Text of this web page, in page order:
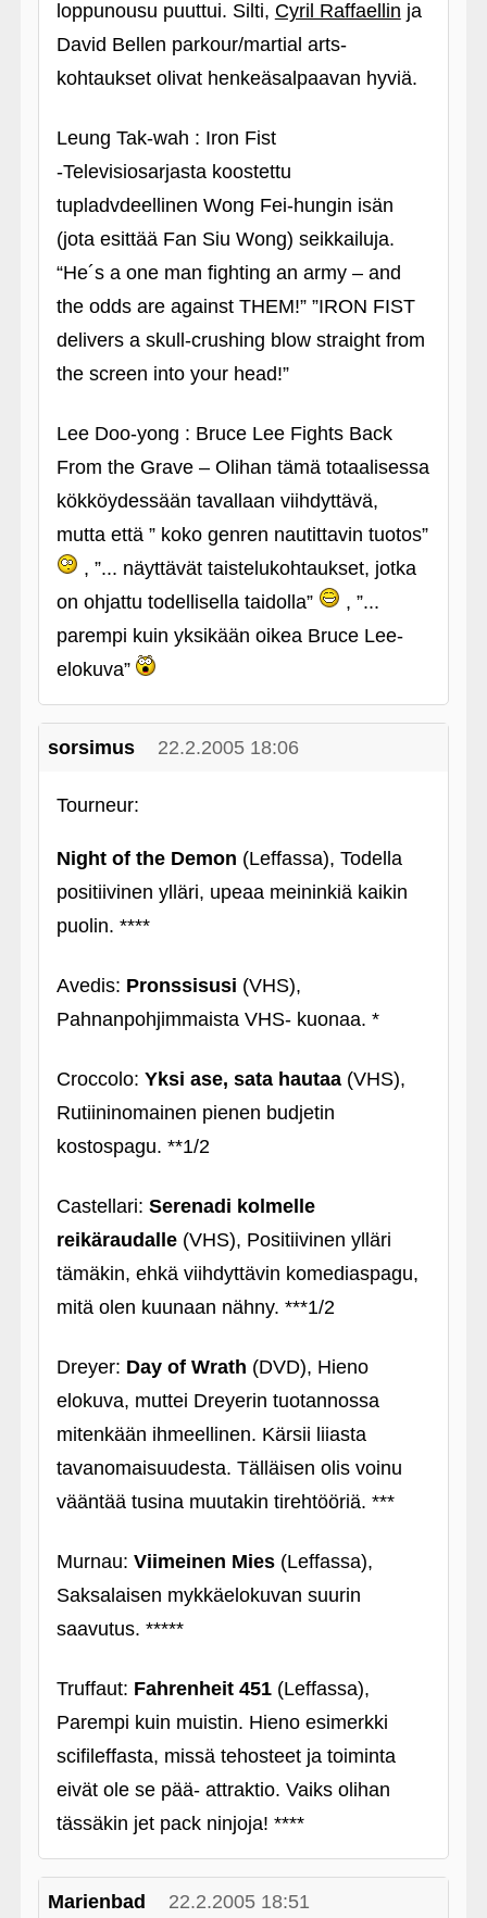
loppunousu puuttui. Silti, Cyril Raffaellin ja
David Bellen parkour/martial arts-
kohtaukset olivat henkeäsalpaavan hyviä.
Leung Tak-wah : Iron Fist
‑Televisiosarjasta koostettu
tupladvdeellinen Wong Fei-hungin isän
(jota esittää Fan Siu Wong) seikkailuja.
“He´s a one man fighting an army – and
the odds are against THEM!” ”IRON FIST
delivers a skull-crushing blow straight from
the screen into your head!”
Lee Doo-yong : Bruce Lee Fights Back
From the Grave – Olihan tämä totaalisessa
kökköydessään tavallaan viihdyttävä,
mutta että ” koko genren nautittavin tuotos”
, ”... näyttävät taistelukohtaukset, jotka
on ohjattu todellisella taidolla”
, ”...
parempi kuin yksikään oikea Bruce Lee-
elokuva”
sorsimus 22.2.2005 18:06
Tourneur:
Night of the Demon (Leffassa), Todella
positiivinen ylläri, upeaa meininkiä kaikin
puolin. ****
Avedis: Pronssisusi (VHS),
Pahnanpohjimmaista VHS- kuonaa. *
Croccolo: Yksi ase, sata hautaa(VHS),
Rutiininomainen pienen budjetin
kostospagu. **1/2
Castellari: Serenadi kolmelle
reikäraudalle(VHS), Positiivinen ylläri
tämäkin, ehkä viihdyttävin komediaspagu,
mitä olen kuunaan nähny. ***1/2
Dreyer: Day of Wrath (DVD), Hieno
elokuva, muttei Dreyerin tuotannossa
mitenkään ihmeellinen. Kärsii liiasta
tavanomaisuudesta. Tälläisen olis voinu
vääntää tusina muutakin tirehtööriä. ***
Murnau: Viimeinen Mies(Leffassa),
Saksalaisen mykkäelokuvan suurin
saavutus. *****
Truffaut: Fahrenheit 451(Leffassa),
Parempi kuin muistin. Hieno esimerkki
scifileffasta, missä tehosteet ja toiminta
eivät ole se pää- attraktio. Vaiks olihan
tässäkin jet pack ninjoja! ****
Marienbad 22.2.2005 18:51